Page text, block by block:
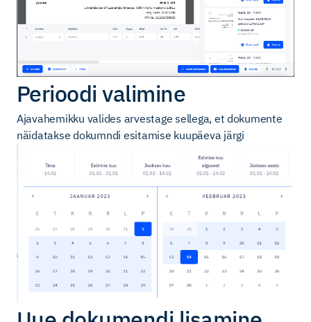
Perioodi valimine
Ajavahemikku valides arvestage sellega, et dokumente
näidatakse dokumndi esitamise kuupäeva järgi